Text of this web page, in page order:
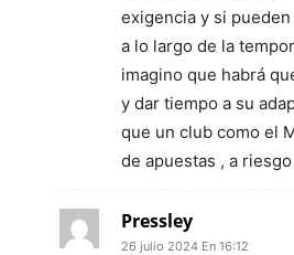
exigencia y si
a lo largo de la
imagino que habrá
y dar tiempo a su
que un club como el
de apuestas , a
Pressley
26 julio 2024 En 16:12